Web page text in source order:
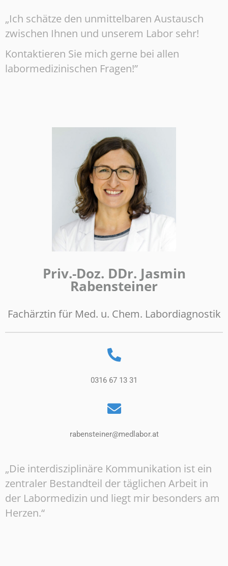
„Ich schätze den unmittelbaren Austausch
zwischen Ihnen und unserem Labor sehr!
Kontaktieren Sie mich gerne bei allen
labormedizinischen Fragen!”
Priv.-Doz. DDr. Jasmin
Rabensteiner
Fachärztin für Med. u. Chem. Labordiagnostik
0316 67 13 31
rabensteiner@medlabor.at
„Die interdisziplinäre Kommunikation ist ein
zentraler Bestandteil der täglichen Arbeit in
der Labormedizin und liegt mir besonders am
Herzen.“